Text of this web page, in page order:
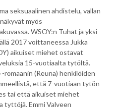
seksuaalinen ahdistelu, vallan
myös
WSOY:n Tuhat ja yksi
2017 voittaneessa Jukka
aikuiset miehet ostavat
15-vuotiaalta tytöltä.
-romaanin (Reuna) henkilöiden
että 7-vuotiaan tytön
tai että aikuiset miehet
tyttöjä. Emmi Valveen